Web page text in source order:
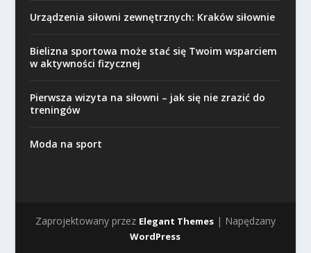
Urządzenia siłowni zewnętrznych: Kraków siłownie
Bielizna sportowa może stać się Twoim wsparciem
w aktywności fizycznej
Pierwsza wizyta na siłowni – jak się nie zrazić do
treningów
Moda na sport
Zaprojektowany przez Elegant Themes| Napędzany
WordPress